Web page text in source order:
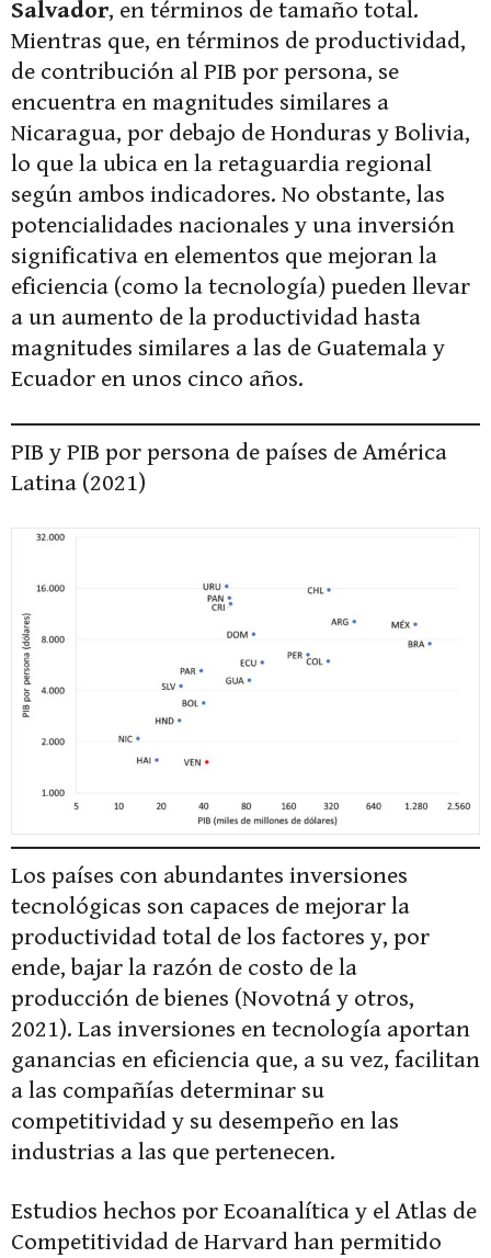
Salvador, en términos de tamaño total.
Mientras que, en términos de productividad,
de contribución al PIB por persona, se
encuentra en magnitudes similares a
Nicaragua, por debajo de Honduras y Bolivia,
lo que la ubica en la retaguardia regional
según ambos indicadores. No obstante, las
potencialidades nacionales y una inversión
significativa en elementos que mejoran la
eficiencia (como la tecnología) pueden llevar
a un aumento de la productividad hasta
magnitudes similares a las de Guatemala y
Ecuador en unos cinco años.
PIB y PIB por persona de países de América
Latina (2021)
Los países con abundantes inversiones
tecnológicas son capaces de mejorar la
productividad total de los factores y, por
ende, bajar la razón de costo de la
producción de bienes (Novotná y otros,
2021). Las inversiones en tecnología aportan
ganancias en eficiencia que, a su vez, facilitan
a las compañías determinar su
competitividad y su desempeño en las
industrias a las que pertenecen.
Estudios hechos por Ecoanalítica y el Atlas de
Competitividad de Harvard han permitido